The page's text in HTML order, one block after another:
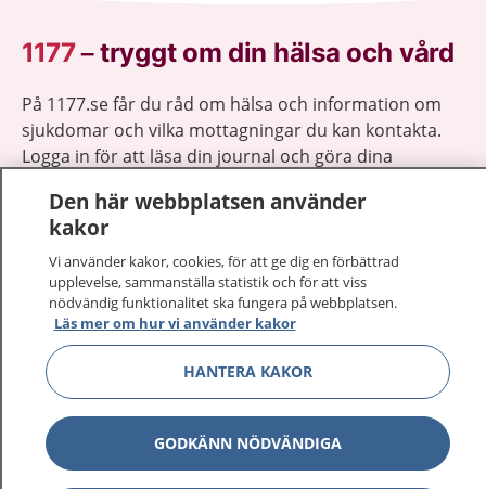
1177–tryggt om din hälsa och vård
På 1177.se får du råd om hälsa och information om
sjukdomar och vilka mottagningar du kan kontakta.
Logga in för att läsa din journal och göra dina
sjukvårdsrådgivning dygnet runt.
1177 ger dig råd när du vill må bättre.
1177 på flera språk Visa
Om 1177 Visa
Den här webbplatsen använder
kakor
Vi använder kakor, cookies, för att ge dig en förbättrad
upplevelse, sammanställa statistik och för att viss
nödvändig funktionalitet ska fungera på webbplatsen.
Läs mer om hur vi använder kakor
HANTERA KAKOR
GODKÄNN NÖDVÄNDIGA